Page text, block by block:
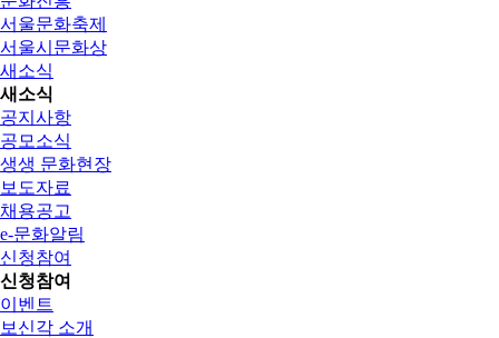
서울문화축제
서울시문화상
새소식
새소식
공지사항
공모소식
생생 문화현장
보도자료
채용공고
e-문화알림
신청참여
신청참여
이벤트
보신각 소개